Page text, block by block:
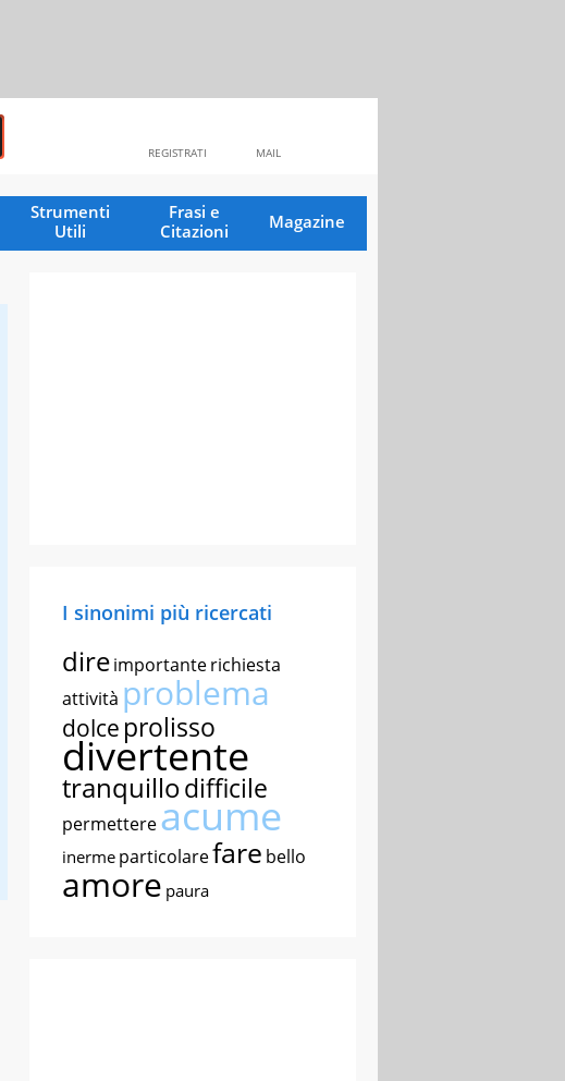
MAIL
REGISTRATI
Strumenti
Utili
Frasi e
Citazioni
Magazine
I sinonimi più ricercati
direimportanterichiesta
attività problema
dolce prolisso
divertente
tranquillodifficile
permettereacume
inerme particolarefare bello
amore paura